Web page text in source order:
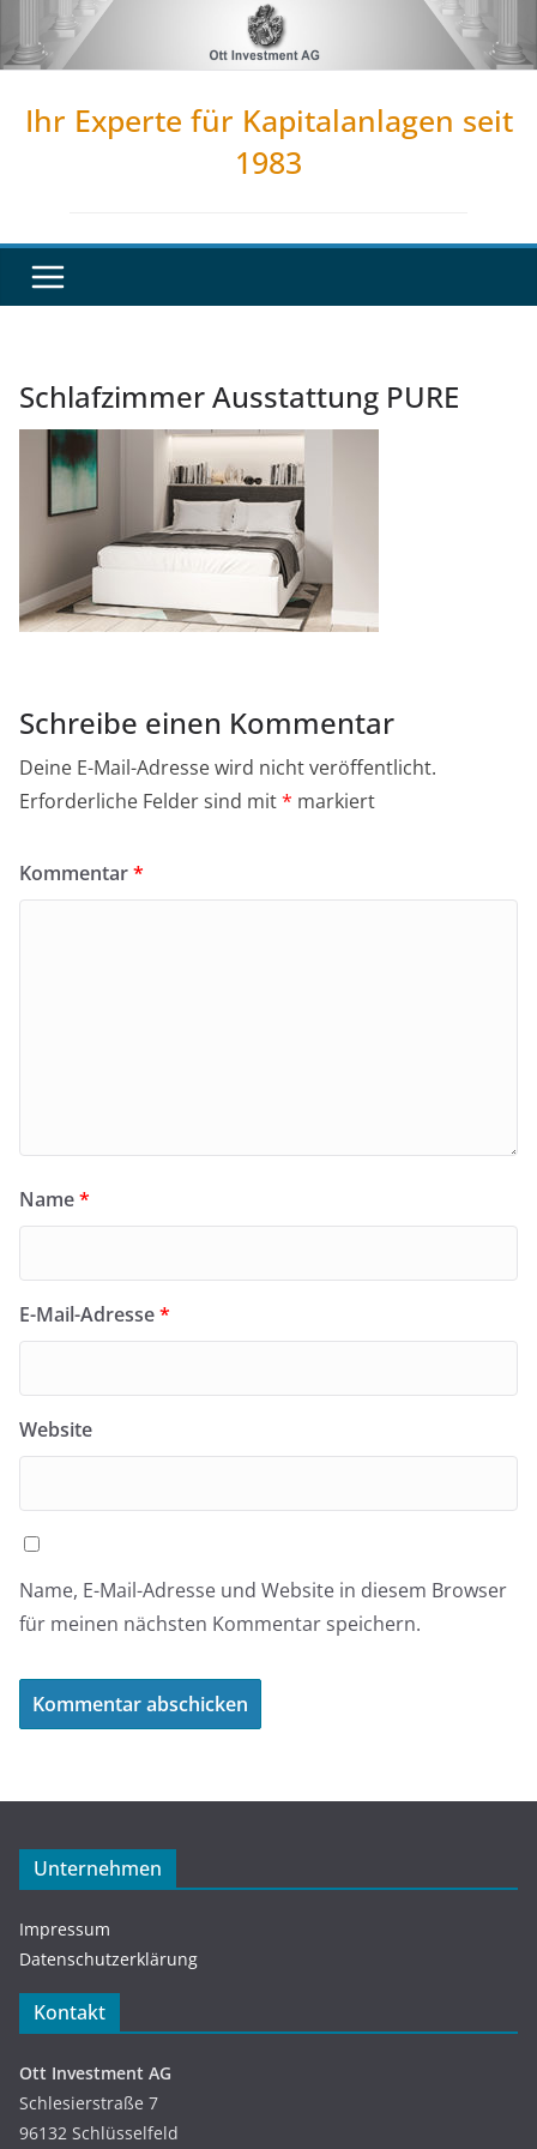
Inhalt
Ihr Experte für Kapitalanlagen seit
1983
Schlafzimmer Ausstattung PURE
Schreibe einen Kommentar
Deine E-Mail-Adresse wird nicht veröffentlicht.
Erforderliche Felder sind mit* markiert
Kommentar*
Name*
E-Mail-Adresse*
Website
Name, E-Mail-Adresse und Website in diesem Browser
für meinen nächsten Kommentar speichern.
Unternehmen
Impressum
Datenschutzerklärung
Kontakt
Ott Investment AG
Schlesierstraße 7
96132 Schlüsselfeld